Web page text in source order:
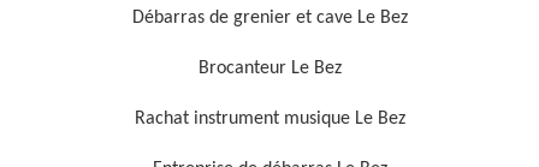
Débarras de grenier et cave Le Bez
Brocanteur Le Bez
Rachat instrument musique Le Bez